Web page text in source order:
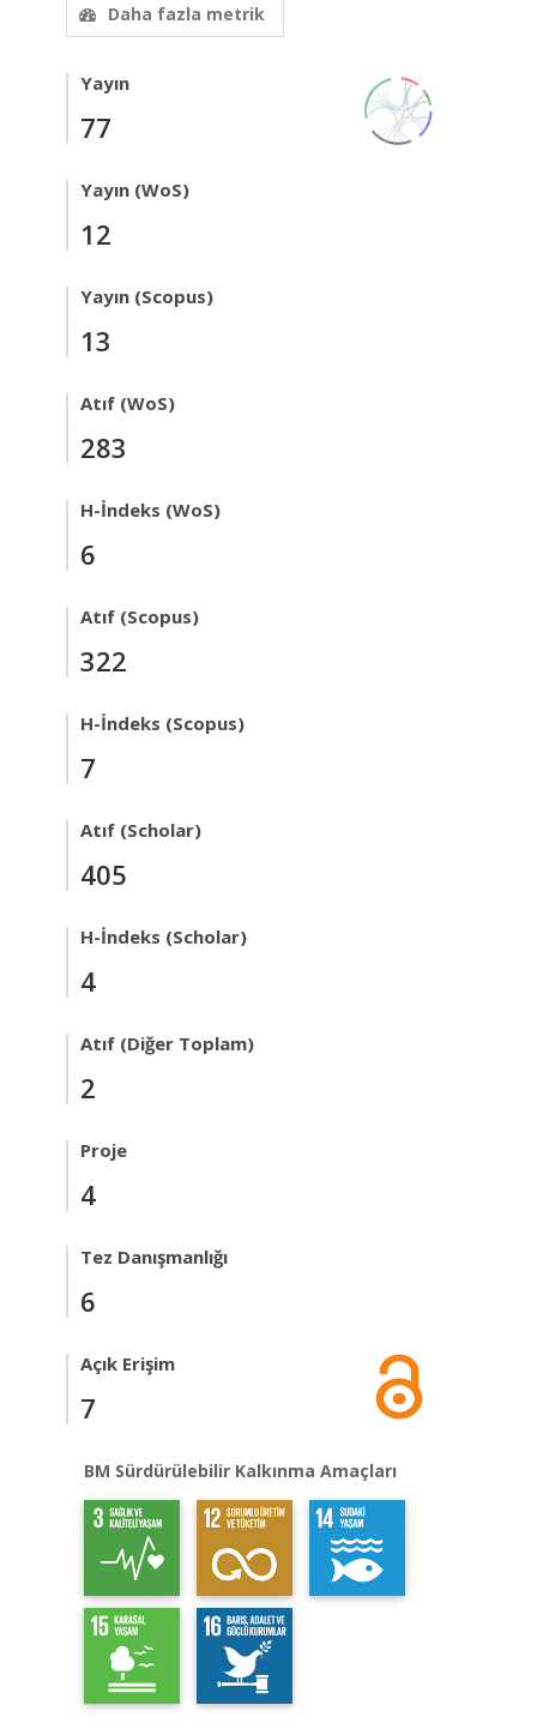
Daha fazla metrik
Yayın
77
Yayın (WoS)
12
Yayın (Scopus)
13
Atıf (WoS)
283
H-İndeks (WoS)
6
Atıf (Scopus)
322
H-İndeks (Scopus)
7
Atıf (Scholar)
405
H-İndeks (Scholar)
4
Atıf (Diğer Toplam)
2
Proje
4
Tez Danışmanlığı
6
Açık Erişim
7
BM Sürdürülebilir Kalkınma Amaçları